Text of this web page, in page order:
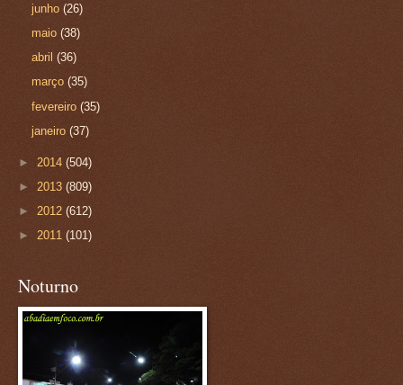
junho(26)
maio(38)
abril(36)
março(35)
fevereiro(35)
janeiro(37)
► 2014 (504)
► 2013 (809)
► 2012 (612)
► 2011 (101)
Noturno